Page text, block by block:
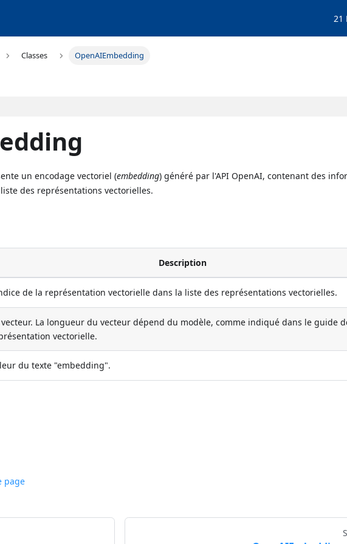
21
Classes OpenAIEmbedding
un encodage vectoriel (embedding) généré par l'API OpenAI, contenant des
des représentations vectorielles.
Description
de la représentation vectorielle dans la liste des représentations vectorielles.
vecteur. La longueur du vecteur dépend du modèle, comme indiqué dans le guide
vectorielle.
du texte "embedding".
page